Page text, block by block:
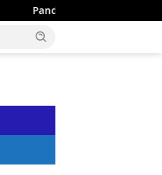
Keluarga ke Kota Batu: